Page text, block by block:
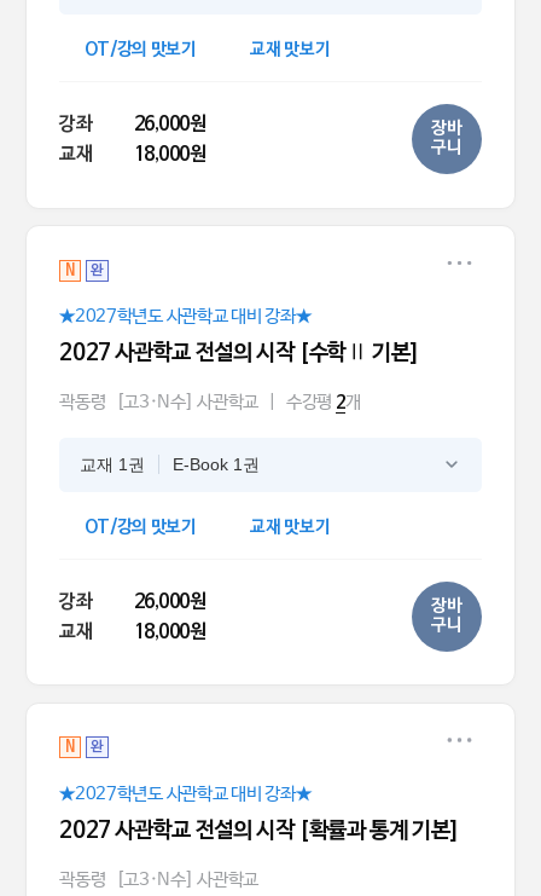
OT/강의 맛보기 교재 맛보기
강좌
26,000원
교재
18,000원
장바
구니
N 완
★2027학년도 사관학교 대비 강좌★
2027 사관학교 전설의 시작 [수학Ⅱ 기본]
곽동령 [고3·N수] 사관학교 수강평 2개
교재 1권 E-Book 1권
OT/강의 맛보기 교재 맛보기
강좌
26,000원
교재
18,000원
장바
구니
N 완
★2027학년도 사관학교 대비 강좌★
2027 사관학교 전설의 시작 [확률과 통계 기본]
곽동령 [고3·N수] 사관학교